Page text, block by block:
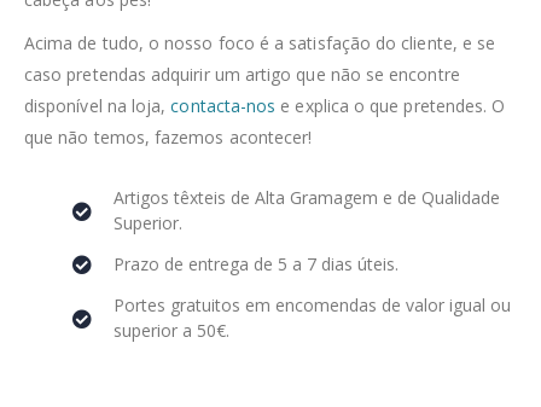
Acima de tudo, o nosso foco é a satisfação do cliente, e se
caso pretendas adquirir um artigo que não se encontre
disponível na loja,contacta-nos e explica o que pretendes. O
que não temos, fazemos acontecer!
Artigos têxteis de Alta Gramagem e de Qualidade
Superior.
Prazo de entrega de 5 a 7 dias úteis.
Portes gratuitos em encomendas de valor igual ou
superior a 50€.